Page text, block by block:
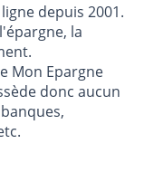
depuis 2001.
la
Mon Epargne
donc aucun